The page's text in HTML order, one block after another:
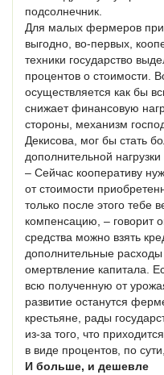
подсолнечник.
Для малых фермеров
выгодно, во-первых,
техники государство
процентов о стоимости.
осуществляется как бы
снижает финансовую
стороны, механизм
Декисова, мог бы стать
дополнительной
– Сейчас кооперативу
от стоимости
только после этого тебе
компенсацию, – говорит
средства можно взять
дополнительные
омертвление капитала.
всю полученную от
развитие останутся
крестьяне, рады
из-за того, что
в виде процентов, по
И больше, и дешевле